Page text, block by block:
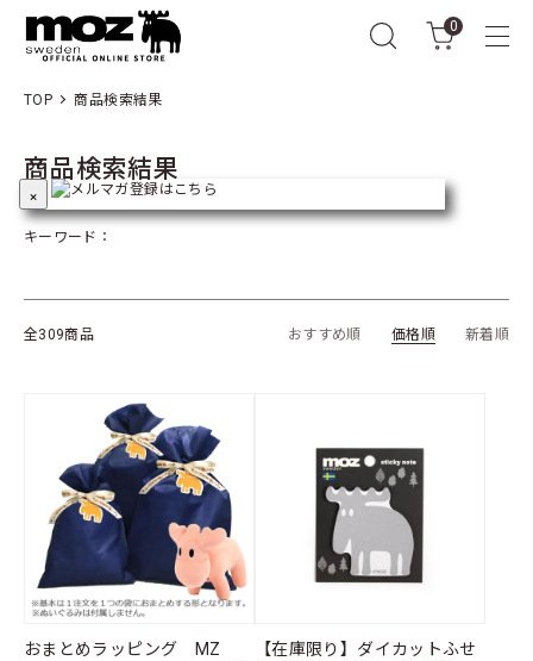
0
TOP 商品検索結果
商品検索結果
キーワード：
全309商品 おすすめ順 価格順 新着順
おまとめラッピング MZ
【在庫限り】ダイカットふせ
×